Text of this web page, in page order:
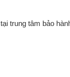
trung tâm bảo